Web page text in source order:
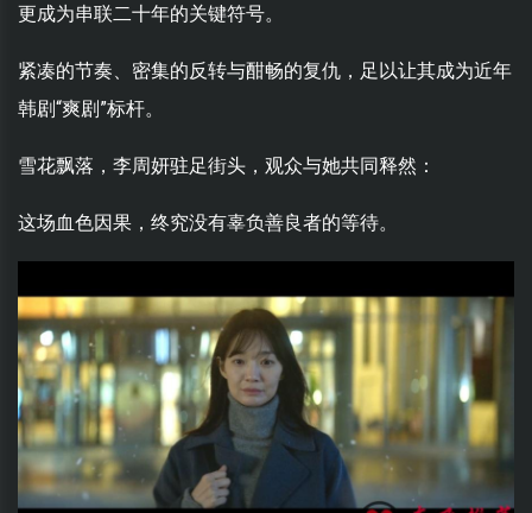
更成为串联二十年的关键符号。
紧凑的节奏、密集的反转与酣畅的复仇，足以让其成为近年
韩剧“爽剧”标杆。
雪花飘落，李周妍驻足街头，观众与她共同释然：
这场血色因果，终究没有辜负善良者的等待。